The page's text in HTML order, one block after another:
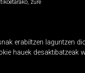
zure
erabiltzen laguntzen
hauek